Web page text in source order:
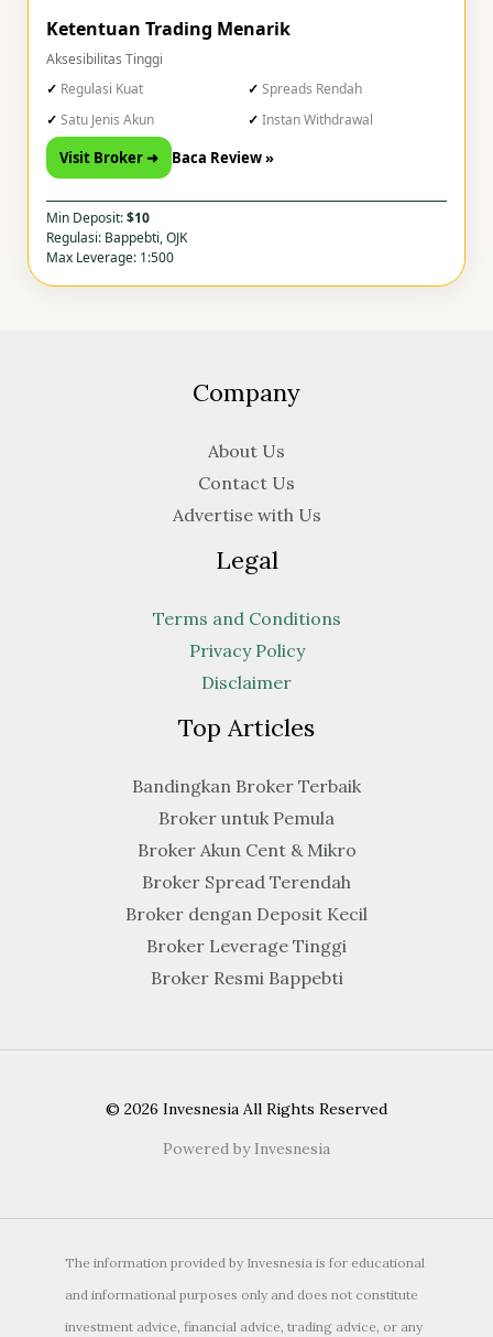
Ketentuan Trading Menarik
Aksesibilitas Tinggi
Regulasi Kuat
Spreads Rendah
Satu Jenis Akun
Instan Withdrawal
Visit Broker ➜ Baca Review »
Min Deposit:$10
Regulasi: Bappebti, OJK
Max Leverage: 1:500
Company
About Us
Contact Us
Advertise with Us
Legal
Terms and Conditions
Privacy Policy
Disclaimer
Top Articles
Bandingkan Broker Terbaik
Broker untuk Pemula
Broker Akun Cent & Mikro
Broker Spread Terendah
Broker dengan Deposit Kecil
Broker Leverage Tinggi
Broker Resmi Bappebti
© 2026 Invesnesia All Rights Reserved
Powered by Invesnesia
The information provided by Invesnesia is for educational
and informational purposes only and does not constitute
investment advice, financial advice, trading advice, or any